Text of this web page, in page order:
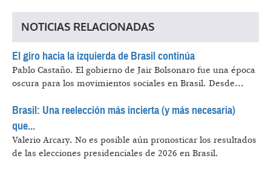
NOTICIAS RELACIONADAS
El giro hacia la izquierda de Brasil continúa
Pablo Castaño. El gobierno de Jair Bolsonaro fue una época
oscura para los movimientos sociales en Brasil. Desde...
Brasil: Una reelección más incierta (y más necesaria)
que...
Valerio Arcary. No es posible aún pronosticar los resultados
de las elecciones presidenciales de 2026 en Brasil.